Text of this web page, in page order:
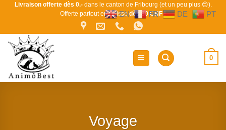
PasserLivraison offerte dès 0.-dans le canton de Fribourg (et un peu plus 😊).
Offerte partout en Suissedès 80 CHF !
0
Voyage
EN FR DE PT